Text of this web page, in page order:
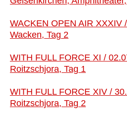
WACKEN OPEN AIR XXXIV
Wacken, Tag 2
WITH FULL FORCE XI /
Roitzschjora, Tag 1
WITH FULL FORCE XIV /
Roitzschjora, Tag 2